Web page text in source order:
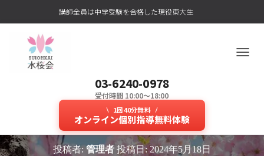
講師全員は中学受験を合格した現役東大生
03-6240-0978
受付時間 10:00～18:00
1回40分無料
オンライン個別指導無料体験
を
切
通塾ナシで算数の成績が上がる現
役東大生によるオンライン塾！
投稿者: 管理者 投稿日:2024年5月18日